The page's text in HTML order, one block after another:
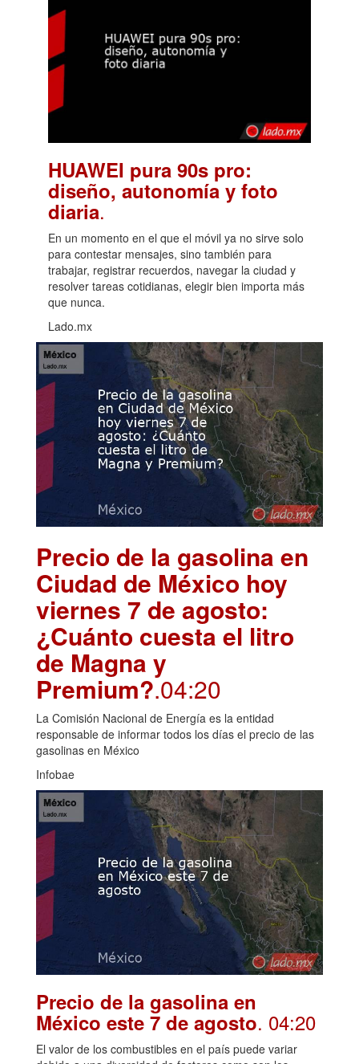
HUAWEI pura 90s pro:
diseño, autonomía y foto
diaria.
En un momento en el que el móvil ya no sirve solo
para contestar mensajes, sino también para
trabajar, registrar recuerdos, navegar la ciudad y
resolver tareas cotidianas, elegir bien importa más
que nunca.
Lado.mx
Precio de la gasolina en
Ciudad de México hoy
viernes 7 de agosto:
¿Cuánto cuesta el litro
de Magna y
Premium?.04:20
La Comisión Nacional de Energía es la entidad
responsable de informar todos los días el precio de las
gasolinas en México
Infobae
Precio de la gasolina en
México este 7 de agosto. 04:20
El valor de los combustibles en el país puede variar